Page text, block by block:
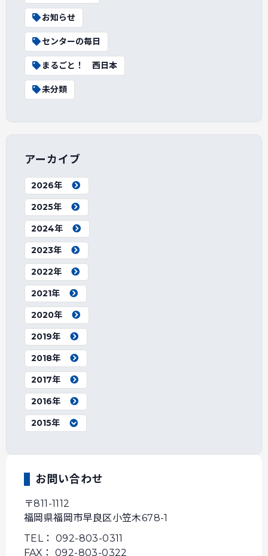
お知らせ
センターの毎日
まるごと！ 西日本
未分類
アーカイブ
2026年
2025年
2024年
2023年
2022年
2021年
2020年
2019年
2018年
2017年
2016年
2015年
お問い合わせ
〒811-1112
福岡県福岡市早良区小笠木678-1
TEL： 092-803-0311
FAX： 092-803-0322